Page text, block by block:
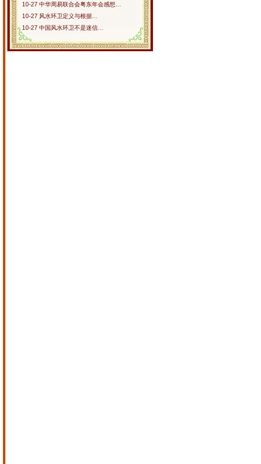
10-27 中华周易联合会粤东年会感想…
10-27 风水环卫定义与根据…
10-27 中国风水环卫不是迷信…